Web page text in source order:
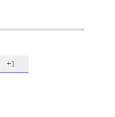
+1